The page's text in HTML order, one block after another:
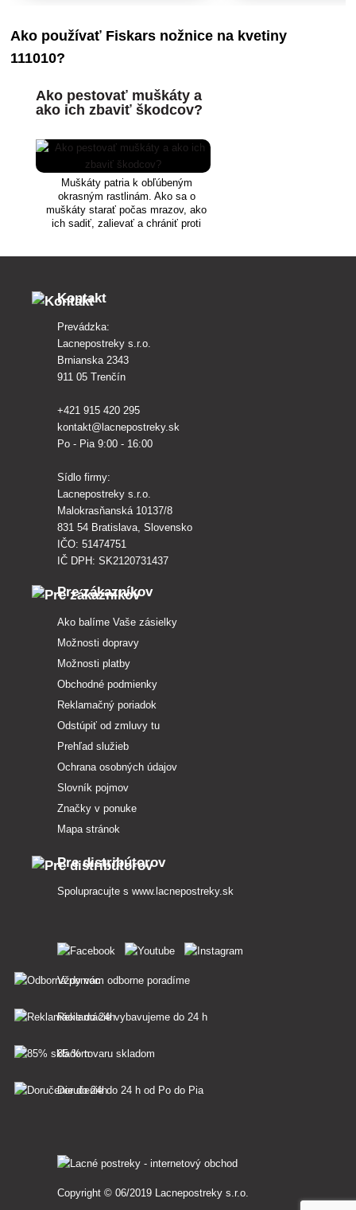
Ako používať Fiskars nožnice na kvetiny
111010?
Ako pestovať muškáty a
ako ich zbaviť škodcov?
Muškáty patria k obľúbeným
okrasným rastlinám. Ako sa o
muškáty starať počas mrazov, ako
ich sadiť, zalievať a chrániť proti
Kontakt
Prevádzka:
Lacnepostreky s.r.o.
Brnianska 2343
911 05 Trenčín
+421 915 420 295
kontakt@lacnepostreky.sk
Po - Pia 9:00 - 16:00
Sídlo firmy:
Lacnepostreky s.r.o.
Malokrasňanská 10137/8
831 54 Bratislava, Slovensko
IČO: 51474751
IČ DPH: SK2120731437
Pre zákazníkov
Ako balíme Vaše zásielky
Možnosti dopravy
Možnosti platby
Obchodné podmienky
Reklamačný poriadok
Odstúpiť od zmluvy tu
Prehľad služieb
Ochrana osobných údajov
Slovník pojmov
Značky v ponuke
Mapa stránok
Pre distribútorov
Spolupracujte s www.lacnepostreky.sk
Vždy vám odborne poradíme
Reklamácie vybavujeme do 24 h
85 % tovaru skladom
Doručenie do 24 h od Po do Pia
Copyright © 06/2019 Lacnepostreky s.r.o.